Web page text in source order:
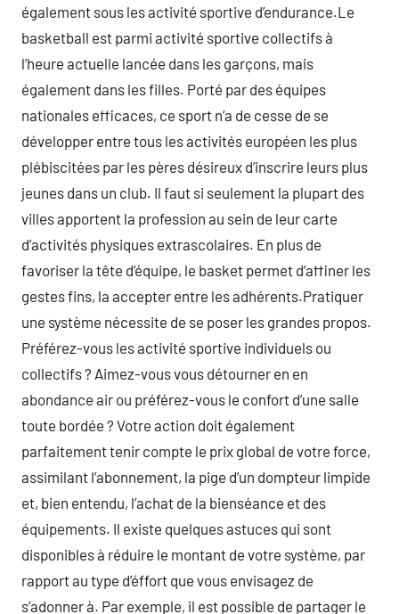
également sous les activité sportive d’endurance.Le
basketball est parmi activité sportive collectifs à
l’heure actuelle lancée dans les garçons, mais
également dans les filles. Porté par des équipes
nationales efficaces, ce sport n’a de cesse de se
développer entre tous les activités européen les plus
plébiscitées par les pères désireux d’inscrire leurs plus
jeunes dans un club. Il faut si seulement la plupart des
villes apportent la profession au sein de leur carte
d’activités physiques extrascolaires. En plus de
favoriser la tête d’équipe, le basket permet d’affiner les
gestes fins, la accepter entre les adhérents.Pratiquer
une système nécessite de se poser les grandes propos.
Préférez-vous les activité sportive individuels ou
collectifs ? Aimez-vous vous détourner en en
abondance air ou préférez-vous le confort d’une salle
toute bordée ? Votre action doit également
parfaitement tenir compte le prix global de votre force,
assimilant l’abonnement, la pige d’un dompteur limpide
et, bien entendu, l’achat de la bienséance et des
équipements. Il existe quelques astuces qui sont
disponibles à réduire le montant de votre système, par
rapport au type d’éffort que vous envisagez de
s’adonner à. Par exemple, il est possible de partager le